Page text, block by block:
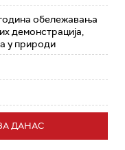
обележавања
демонстрација,
у природи
ДАНАС